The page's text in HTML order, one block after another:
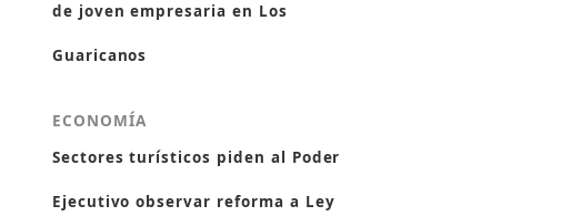
de joven empresaria en Los
Guaricanos
ECONOMÍA
Sectores turísticos piden al Poder
Ejecutivo observar reforma a Ley